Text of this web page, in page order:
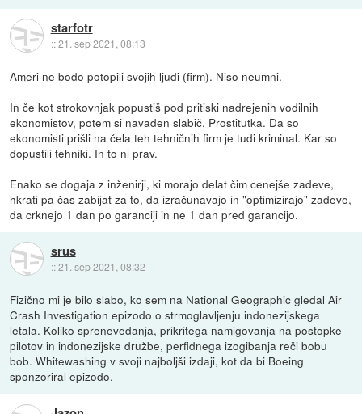
starfotr
::21. sep 2021, 08:13
Ameri ne bodo potopili svojih ljudi (firm). Niso neumni.
In če kot strokovnjak popustiš pod pritiski nadrejenih vodilnih
ekonomistov, potem si navaden slabič. Prostitutka. Da so
ekonomisti prišli na čela teh tehničnih firm je tudi kriminal. Kar so
dopustili tehniki. In to ni prav.
Enako se dogaja z inženirji, ki morajo delat čim cenejše zadeve,
hkrati pa čas zabijat za to, da izračunavajo in "optimizirajo" zadeve,
da crknejo 1 dan po garanciji in ne 1 dan pred garancijo.
srus
::21. sep 2021, 08:32
Fizično mi je bilo slabo, ko sem na National Geographic gledal Air
Crash Investigation epizodo o strmoglavljenju indonezijskega
letala. Koliko sprenevedanja, prikritega namigovanja na postopke
pilotov in indonezijske družbe, perfidnega izogibanja reči bobu
bob. Whitewashing v svoji najboljši izdaji, kot da bi Boeing
sponzoriral epizodo.